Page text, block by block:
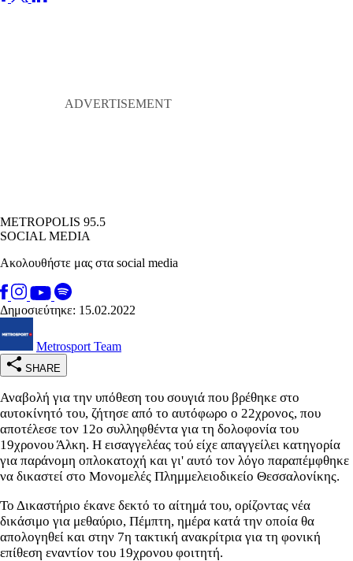
METROPOLIS 95.5
SOCIAL MEDIA
Ακολουθήστε μας στα social media
Δημοσιεύτηκε: 15.02.2022
Metrosport Team
SHARE
Αναβολή για την υπόθεση του σουγιά που βρέθηκε στο
αυτοκίνητό του, ζήτησε από το αυτόφωρο ο 22χρονος, που
αποτέλεσε τον 12ο συλληφθέντα για τη δολοφονία του
19χρονου Άλκη. Η εισαγγελέας τού είχε απαγγείλει κατηγορία
για παράνομη οπλοκατοχή και γι' αυτό τον λόγο παραπέμφθηκε
να δικαστεί στο Μονομελές Πλημμελειοδικείο Θεσσαλονίκης.
Το Δικαστήριο έκανε δεκτό το αίτημά του, ορίζοντας νέα
δικάσιμο για μεθαύριο, Πέμπτη, ημέρα κατά την οποία θα
απολογηθεί και στην 7η τακτική ανακρίτρια για τη φονική
επίθεση εναντίον του 19χρονου φοιτητή.